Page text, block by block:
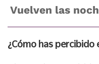
Vuelven las
¿Cómo has